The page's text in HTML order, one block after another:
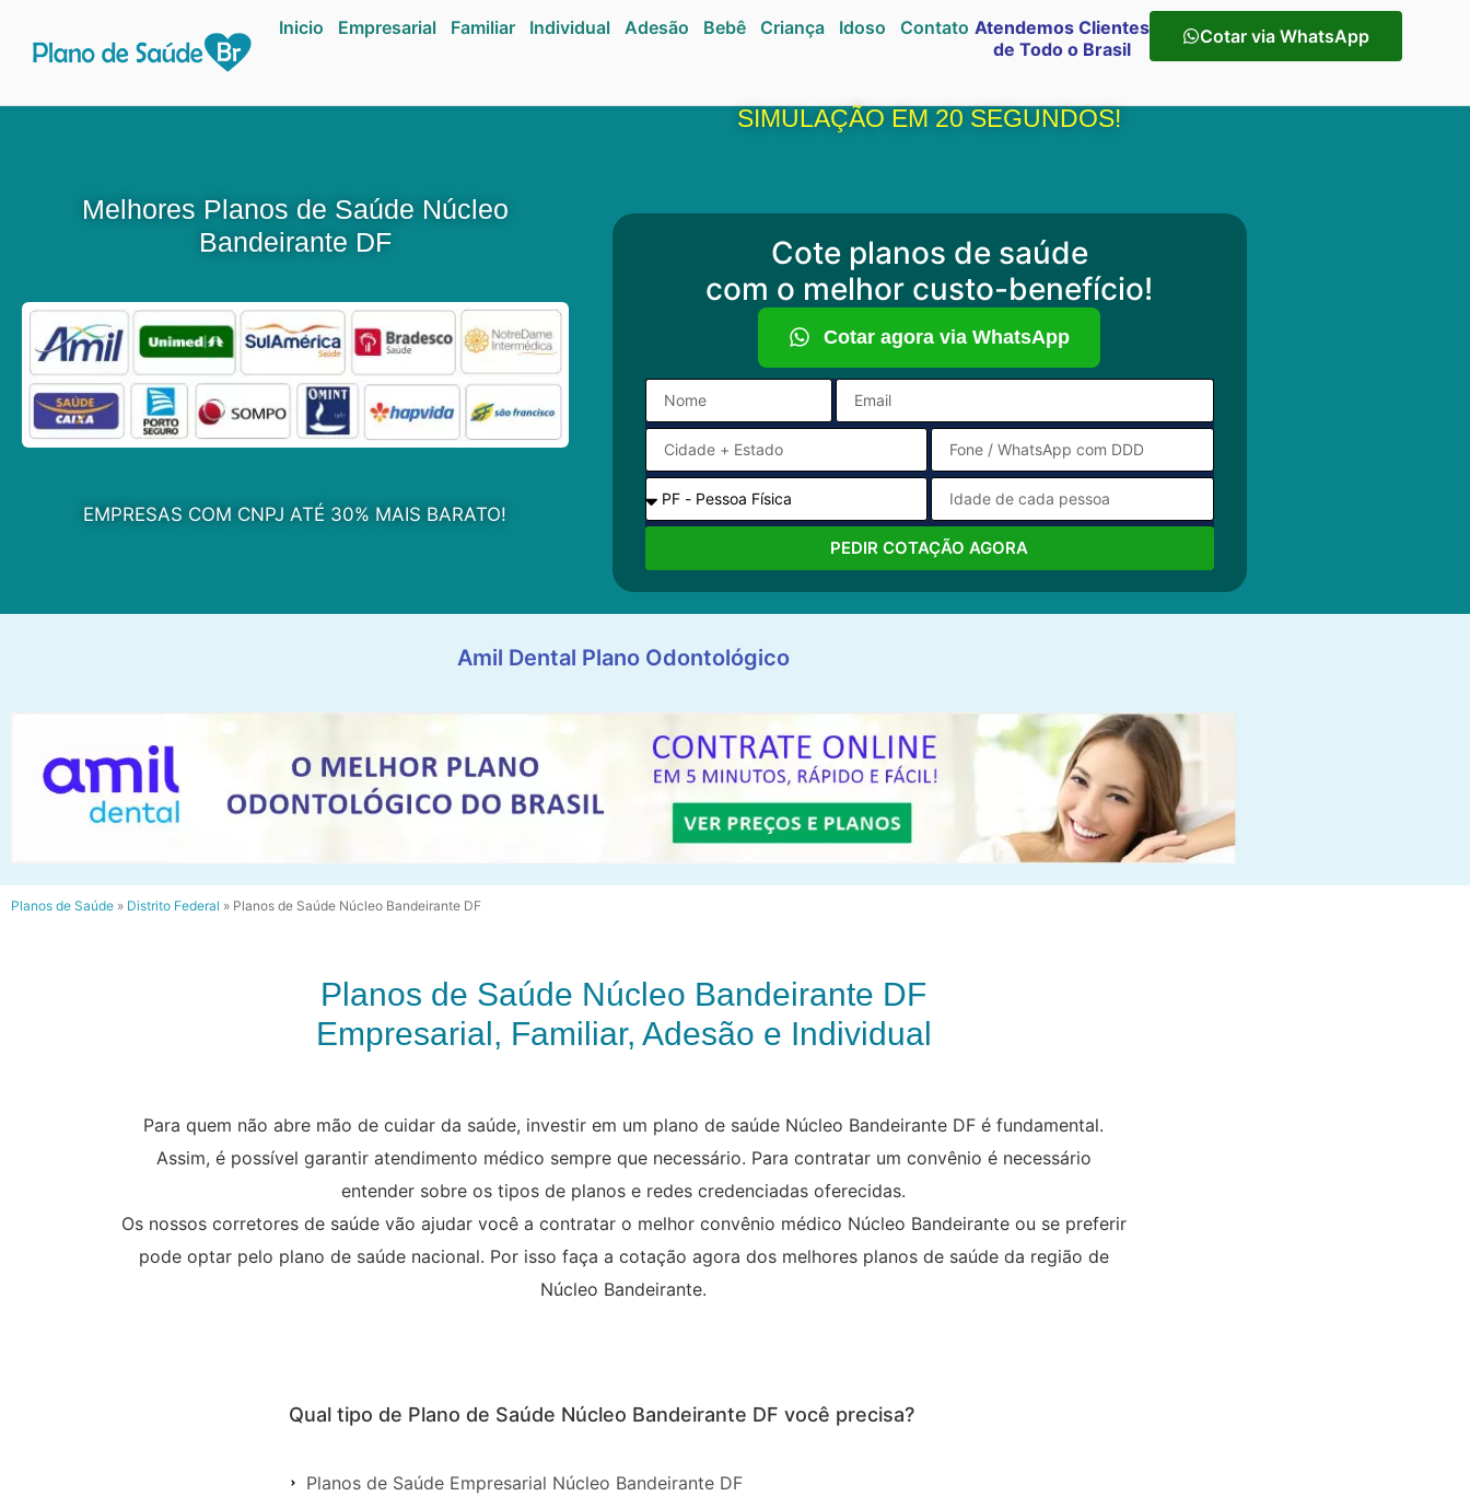
Inicio Empresarial Familiar Individual Adesão Bebê Criança Idoso Contato Atendemos Clientes
de Todo o Brasil
Cotar via WhatsApp
Melhores Planos de Saúde Núcleo
Bandeirante DF
EMPRESAS COM CNPJ ATÉ 30% MAIS BARATO!
SIMULAÇÃO EM 20 SEGUNDOS!
Cote planos de saúde
com o melhor custo-benefício!
Cotar agora via WhatsApp
PEDIR COTAÇÃO AGORA
Amil Dental Plano Odontológico
Planos de Saúde » Distrito Federal » Planos de Saúde Núcleo Bandeirante DF
Planos de Saúde Núcleo Bandeirante DF
Empresarial, Familiar, Adesão e Individual
Para quem não abre mão de cuidar da saúde, investir em um plano de saúde Núcleo Bandeirante DF é fundamental.
Assim, é possível garantir atendimento médico sempre que necessário. Para contratar um convênio é necessário
entender sobre os tipos de planos e redes credenciadas oferecidas.
Os nossos corretores de saúde vão ajudar você a contratar o melhor convênio médico Núcleo Bandeirante ou se preferir
pode optar pelo plano de saúde nacional. Por isso faça a cotação agora dos melhores planos de saúde da região de
Núcleo Bandeirante.
Qual tipo de Plano de Saúde Núcleo Bandeirante DF você precisa?
Planos de Saúde Empresarial Núcleo Bandeirante DF